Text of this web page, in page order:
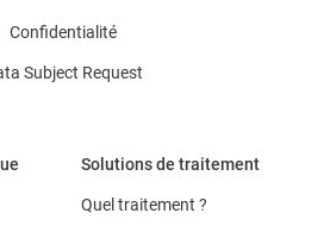
Confidentialité
Subject Request
Solutions de traitement
Quel traitement ?